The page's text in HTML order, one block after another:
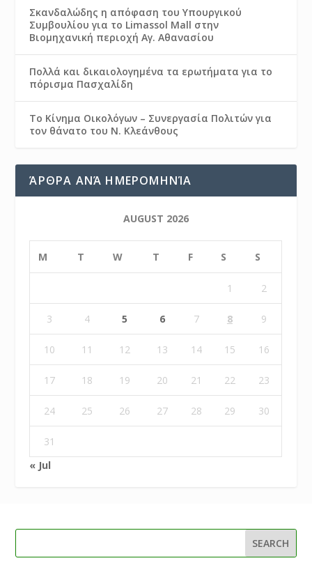
Σκανδαλώδης η απόφαση του Υπουργικού
Συμβουλίου για το Limassol Mall στην
Βιομηχανική περιοχή Αγ. Αθανασίου
Πολλά και δικαιολογημένα τα ερωτήματα για το
πόρισμα Πασχαλίδη
Το Κίνημα Οικολόγων – Συνεργασία Πολιτών για
τον θάνατο του Ν. Κλεάνθους
ΆΡΘΡΑ ΑΝΆ ΗΜΕΡΟΜΗΝΊΑ
AUGUST 2026
M T W T F S S
1 2
3 4 5 6 7 8 9
10 11 12 13 14 15 16
17 18 19 20 21 22 23
24 25 26 27 28 29 30
31
« Jul